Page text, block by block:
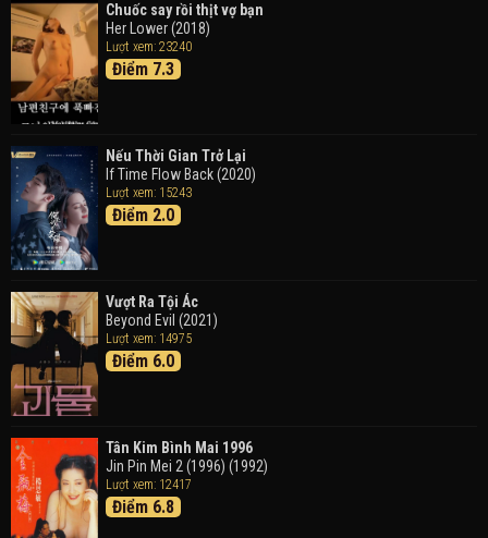
Thám Tử Lừng Danh Conan 26: Tàu Ngầm Sắt Màu
Đen
Detective Conan: Black Iron Submarine (2023)
Trong Tranh
Doraemon the Movie: Nobita's Art World Tales (2025)
Tháng Ngày Tươi Đẹp
Chuốc say rồi thịt vợ bạn
Her Lower (2018)
Lượt xem: 23240
Điểm 7.3
Nếu Thời Gian Trở Lại
If Time Flow Back (2020)
Lượt xem: 15243
Điểm 2.0
Vượt Ra Tội Ác
Beyond Evil (2021)
Lượt xem: 14975
Điểm 6.0
Tân Kim Bình Mai 1996
Jin Pin Mei 2 (1996) (1992)
Lượt xem: 12417
Điểm 6.8